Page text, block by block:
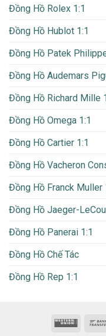
Đồng Hồ Rolex 1:1
Đồng Hồ Hublot 1:1
Đồng Hồ Patek
Đồng Hồ Audemars
Đồng Hồ Richard Mille
Đồng Hồ Omega 1:1
Đồng Hồ Cartier 1:1
Đồng Hồ Vacheron
Đồng Hồ Franck Muller
Đồng Hồ Jaeger-
Đồng Hồ Panerai 1:1
Đồng Hồ Chế Tác
Đồng Hồ Rep 1:1